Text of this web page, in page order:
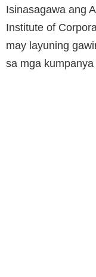
Isinasagawa ang
Institute of
may layuning
sa mga